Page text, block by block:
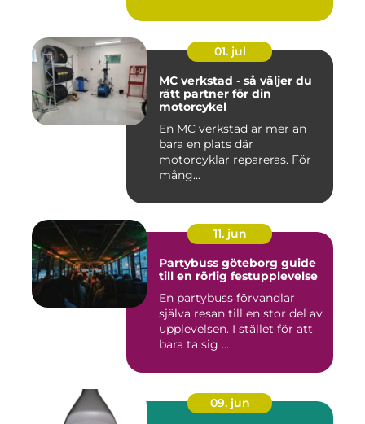
01. jul
MC verkstad - så väljer du
rätt partner för din
motorcykel
En MC verkstad är mer än
bara en plats där
motorcyklar repareras. För
mång...
11. jun
Partybuss göteborg guide
till en rörlig festupplevelse
En partybuss förvandlar
själva resan till en stor del av
upplevelsen. I stället för att
bara ta sig ...
09. jun